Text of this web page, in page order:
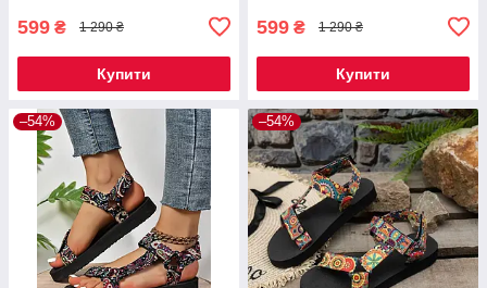
599 ₴ 1 290 ₴
Купити
599 ₴ 1 290 ₴
Купити
–54% –54%